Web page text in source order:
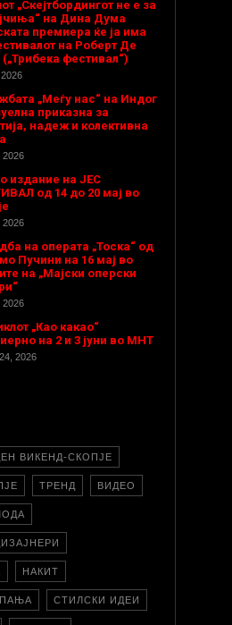
„Скејтбордингот не е за
на Дина Дума
премиера ќе ја има
на Роберт Де
фестивал“)
2026
„Меѓу нас“ на Индог
приказна за
надеж и колективна
2026
издание на ЈЕС
од 14 до 20 мај во
2026
на операта „Тоска“ од
Пучини на 16 мај во
на „Мајски оперски
2026
„Као какао“
на 2 и 3 јуни во МНТ
2026
ВИКЕНД-СКОПЈЕ
ТРЕНД ВИДЕО
НАКИТ
СТИЛСКИ ИДЕИ